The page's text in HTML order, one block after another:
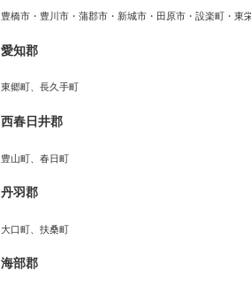
豊橋市・豊川市・蒲郡市・新城市・田原市・設楽町・東
愛知郡
東郷町、長久手町
西春日井郡
豊山町、春日町
丹羽郡
大口町、扶桑町
海部郡